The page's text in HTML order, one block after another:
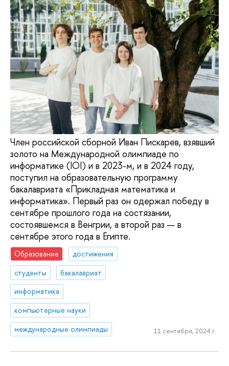
Член российской сборной Иван Пискарев, взявший
золото на Международной олимпиаде по
информатике (IOI) и в 2023-м, и в 2024 году,
поступил на образовательную программу
бакалавриата «Прикладная математика и
информатика». Первый раз он одержал победу в
сентябре прошлого года на состязании,
состоявшемся в Венгрии, а второй раз — в
сентябре этого года в Египте.
Образование
достижения
студенты
бакалавриат
информатика
компьютерные науки
международные олимпиады
11 сентября, 2024 г.